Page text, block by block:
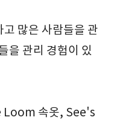
많은 사람들을 관
을 관리 경험이 있
Loom 속옷, See's